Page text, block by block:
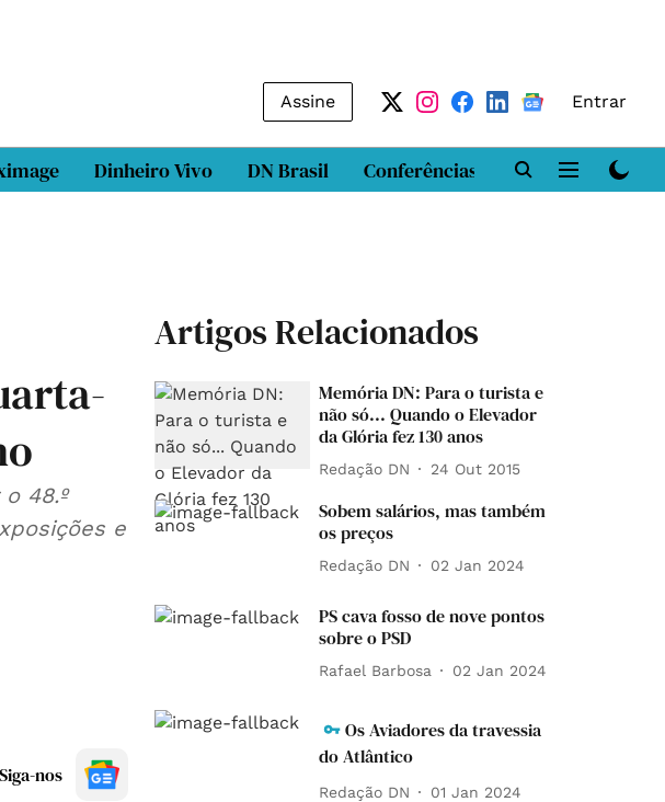
Assine Entrar
Dinheiro Vivo DN Brasil Conferências DN LAB
48.º
e
Siga-nos
Artigos Relacionados
Memória DN: Para o turista e
não só... Quando o Elevador
da Glória fez 130 anos
Redação DN 24 Out 2015
Sobem salários, mas também
os preços
Redação DN 02 Jan 2024
PS cava fosso de nove pontos
sobre o PSD
Rafael Barbosa 02 Jan 2024
Os Aviadores da travessia
do Atlântico
Redação DN 01 Jan 2024